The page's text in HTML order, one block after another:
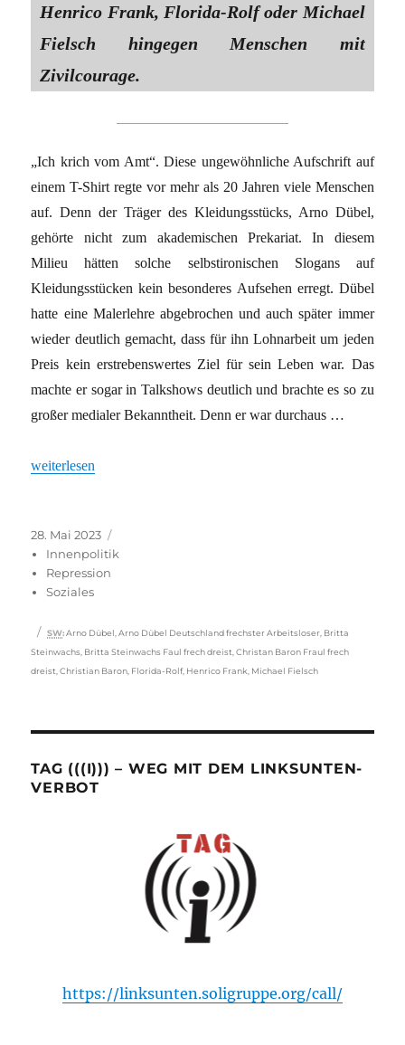
Henrico Frank, Florida-Rolf oder Michael
Fielsch hingegen Menschen mit
Zivilcourage.
„Ich krich vom Amt“. Diese ungewöhnliche Aufschrift auf
einem T-Shirt regte vor mehr als 20 Jahren viele Menschen
auf. Denn der Träger des Kleidungsstücks, Arno Dübel,
gehörte nicht zum akademischen Prekariat. In diesem
Milieu hätten solche selbstironischen Slogans auf
Kleidungsstücken kein besonderes Aufsehen erregt. Dübel
hatte eine Malerlehre abgebrochen und auch später immer
wieder deutlich gemacht, dass für ihn Lohnarbeit um jeden
Preis kein erstrebenswertes Ziel für sein Leben war. Das
machte er sogar in Talkshows deutlich und brachte es so zu
großer medialer Bekanntheit. Denn er war durchaus …
„Arno Dübel: Warum „Deutschlands frechster Arbeitsloser“ für
weiterlesen
Veröffentlicht
am
28. Mai 2023
Innenpolitik
Repression
Soziales
Schlagwörter
SW: Arno Dübel ,Arno Dübel Deutschland frechster Arbeitsloser Britta
Steinwachs Britta Steinwachs Faul frech dreist ,Christan Baron Fraul frech
dreist ,Christian Baron Florida-Rolf, Henrico Frank Michael Fielsch
TAG (((I))) – WEG MIT DEM LINKSUNTEN-
VERBOT
https://linksunten.soligruppe.org/call/